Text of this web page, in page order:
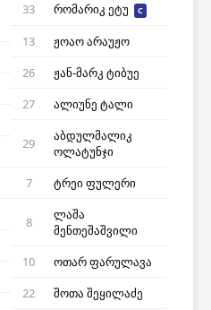
33
რომარიკ ეტუ C
13
ჟოაო არაუჟო
26
ჟან-მარკ ტიბუე
27
ალიუნე ტალი
29
აბდულმალიკ
ოლატუნჯი
7
ტრეი ფულერი
8
ლაშა
მენთეშაშვილი
10
ოთარ ფარულავა
22
შოთა შეყილაძე